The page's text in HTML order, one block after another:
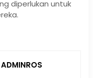
diperlukan untuk
ADMINROS